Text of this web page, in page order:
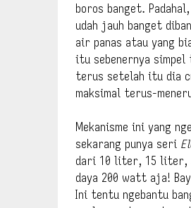
boros banget.
udah jauh banget
air panas atau yang
itu sebenernya simpel
terus setelah itu dia
maksimal terus-
Mekanisme ini yang
sekarang punya seri
dari 10 liter, 15 liter,
daya 200 watt aja!
Ini tentu ngebantu